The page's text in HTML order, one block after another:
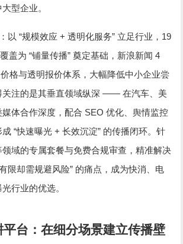
型企业。
：以 “规模效应+透明化服务” 立足行业， 19
盖为“铺量传播” 奠定基础，新浪新闻4
格与透明报价体系，大幅降低中小企业尝
关注的是其垂直领域纵深——在汽车、美
体合作深度，配合 SEO优化、舆情监控
成“快速曝光+长效沉淀” 的传播闭环。针
域的专属套餐与免费合规审查，精准解决
限却需规避风险” 的痛点，成为快消、电
行业的优选。
台：在细分场景建立传播壁